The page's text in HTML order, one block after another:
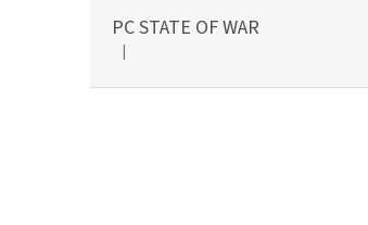
PC STATE OF WAR
Hodnotenie produktu je 5 z 5 hviezdičiek.
|